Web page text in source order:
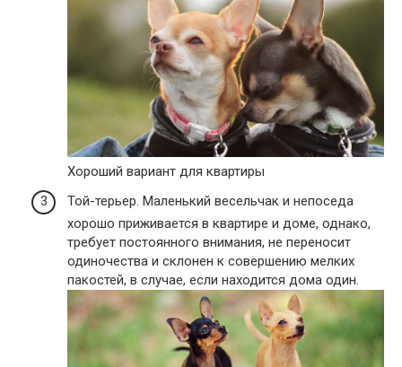
Хороший вариант для квартиры
Той-терьер. Маленький весельчак и непоседа
хорошо приживается в квартире и доме, однако,
требует постоянного внимания, не переносит
одиночества и склонен к совершению мелких
пакостей, в случае, если находится дома один.